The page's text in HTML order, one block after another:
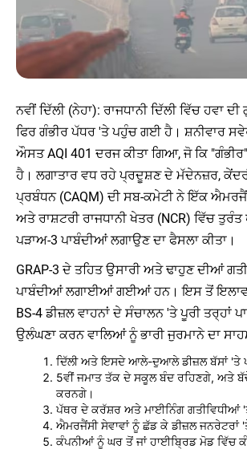
ਨਵੀਂ ਦਿੱਲੀ (ਨੇਹਾ): ਰਾਜਧਾਨੀ ਦਿੱਲੀ ਵਿੱਚ ਹਵਾ
ਫਿਰ ਗੰਭੀਰ ਪੱਧਰ 'ਤੇ ਪਹੁੰਚ ਗਈ ਹੈ। ਸ਼ਨੀਵਾਰ
ਔਸਤ AQI 401 ਦਰਜ ਕੀਤਾ ਗਿਆ, ਜੋ ਕਿ
ਹੈ। ਲਗਾਤਾਰ ਵਧ ਰਹੇ ਪ੍ਰਦੂਸ਼ਣ ਦੇ ਮੱਦੇਨਜ਼ਰ,
ਪ੍ਰਬੰਧਨ (CAQM) ਦੀ ਸਬ-ਕਮੇਟੀ ਨੇ ਇੱਕ
ਅਤੇ ਰਾਸ਼ਟਰੀ ਰਾਜਧਾਨੀ ਖੇਤਰ (NCR) ਵਿੱਚ ਤੁਰੰਤ
ਪੜਾਅ-3 ਪਾਬੰਦੀਆਂ ਲਗਾਉਣ ਦਾ ਫੈਸਲਾ ਕੀਤਾ।
GRAP-3 ਦੇ ਤਹਿਤ ਉਸਾਰੀ ਅਤੇ ਢਾਹੁਣ ਦੀਆਂ
ਪਾਬੰਦੀਆਂ ਲਗਾਈਆਂ ਗਈਆਂ ਹਨ। ਇਸ ਤੋਂ
BS-4 ਡੀਜ਼ਲ ਵਾਹਨਾਂ ਦੇ ਸੰਚਾਲਨ 'ਤੇ ਪੂਰੀ ਤਰ੍ਹਾਂ
ਉਲੰਘਣਾ ਕਰਨ ਵਾਲਿਆਂ ਨੂੰ ਭਾਰੀ ਜੁਰਮਾਨੇ ਦਾ
ਦਿੱਲੀ ਅਤੇ ਇਸਦੇ ਆਲੇ-ਦੁਆਲੇ ਡੀਜ਼ਲ ਬੱਸਾਂ 'ਤੇ
5ਵੀਂ ਜਮਾਤ ਤੱਕ ਦੇ ਸਕੂਲ ਬੰਦ ਰਹਿਣਗੇ, ਅਤੇ
ਕਰਨਗੇ।
ਪੱਥਰ ਦੇ ਕਰੱਸ਼ਰ ਅਤੇ ਮਾਈਨਿੰਗ ਗਤੀਵਿਧੀਆਂ
ਐਮਰਜੈਂਸੀ ਸੇਵਾਵਾਂ ਨੂੰ ਛੱਡ ਕੇ ਡੀਜ਼ਲ ਜਨਰੇਟਰਾਂ
ਕੰਪਨੀਆਂ ਨੂੰ ਘਰ ਤੋਂ ਜਾਂ ਹਾਈਬ੍ਰਿਡ ਮੋਡ ਵਿੱਚ